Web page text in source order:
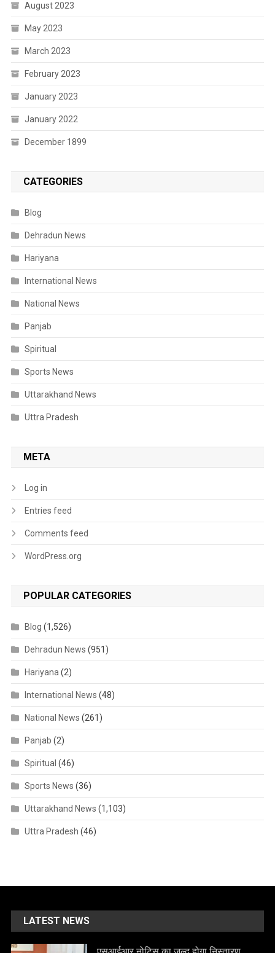
August 2023
May 2023
March 2023
February 2023
January 2023
January 2022
December 1899
CATEGORIES
Blog
Dehradun News
Hariyana
International News
National News
Panjab
Spiritual
Sports News
Uttarakhand News
Uttra Pradesh
META
Log in
Entries feed
Comments feed
WordPress.org
POPULAR CATEGORIES
Blog (1,526)
Dehradun News (951)
Hariyana(2)
International News (48)
National News (261)
Panjab (2)
Spiritual (46)
Sports News (36)
Uttarakhand News (1,103)
Uttra Pradesh (46)
LATEST NEWS